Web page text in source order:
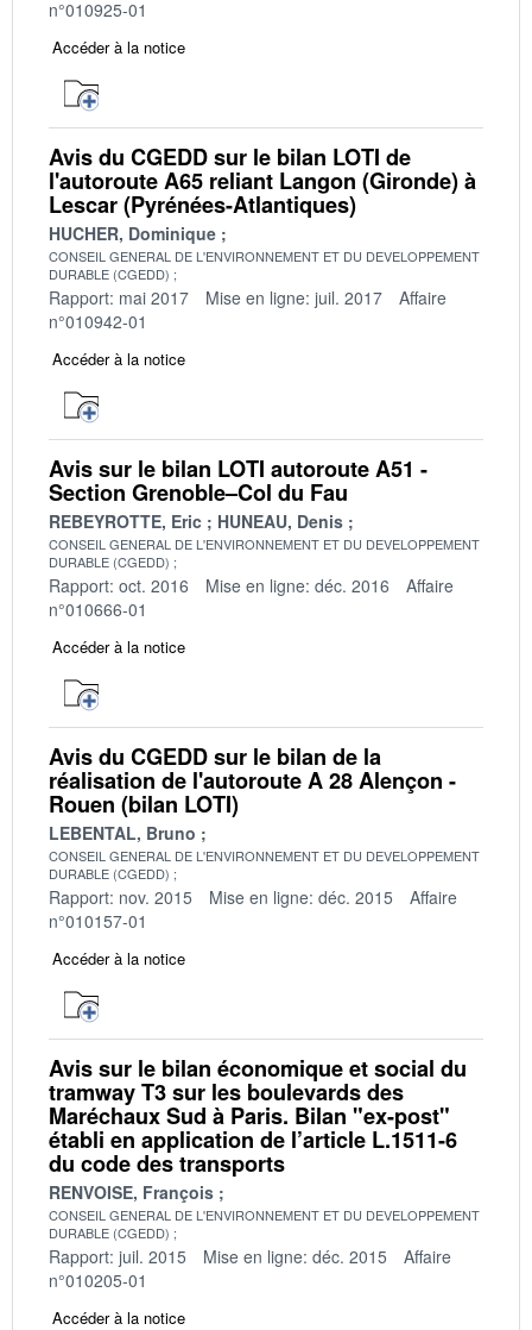
n°010925-01
Accéder à la notice
Avis du CGEDD sur le bilan LOTI de
l'autoroute A65 reliant Langon (Gironde) à
Lescar (Pyrénées-Atlantiques)
HUCHER, Dominique
CONSEIL GENERAL DE L'ENVIRONNEMENT ET DU DEVELOPPEMENT
DURABLE (CGEDD)
Rapport: mai 2017 Mise en ligne: juil. 2017
Affaire
n°010942-01
Accéder à la notice
Avis sur le bilan LOTI autoroute A51 -
Section Grenoble–Col du Fau
REBEYROTTE, Eric HUNEAU, Denis
CONSEIL GENERAL DE L'ENVIRONNEMENT ET DU DEVELOPPEMENT
DURABLE (CGEDD)
Rapport: oct. 2016 Mise en ligne: déc. 2016
Affaire
n°010666-01
Accéder à la notice
Avis du CGEDD sur le bilan de la
réalisation de l'autoroute A 28 Alençon -
Rouen (bilan LOTI)
LEBENTAL, Bruno
CONSEIL GENERAL DE L'ENVIRONNEMENT ET DU DEVELOPPEMENT
DURABLE (CGEDD)
Rapport: nov. 2015 Mise en ligne: déc. 2015
Affaire
n°010157-01
Accéder à la notice
Avis sur le bilan économique et social du
tramway T3 sur les boulevards des
Maréchaux Sud à Paris. Bilan "ex-post"
établi en application de l’article L.1511-6
du code des transports
RENVOISE, François
CONSEIL GENERAL DE L'ENVIRONNEMENT ET DU DEVELOPPEMENT
DURABLE (CGEDD)
Rapport: juil. 2015 Mise en ligne: déc. 2015
Affaire
n°010205-01
Accéder à la notice